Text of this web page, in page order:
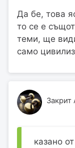
Да бе, това
то се е
теми, ще
само
Закрит
казано